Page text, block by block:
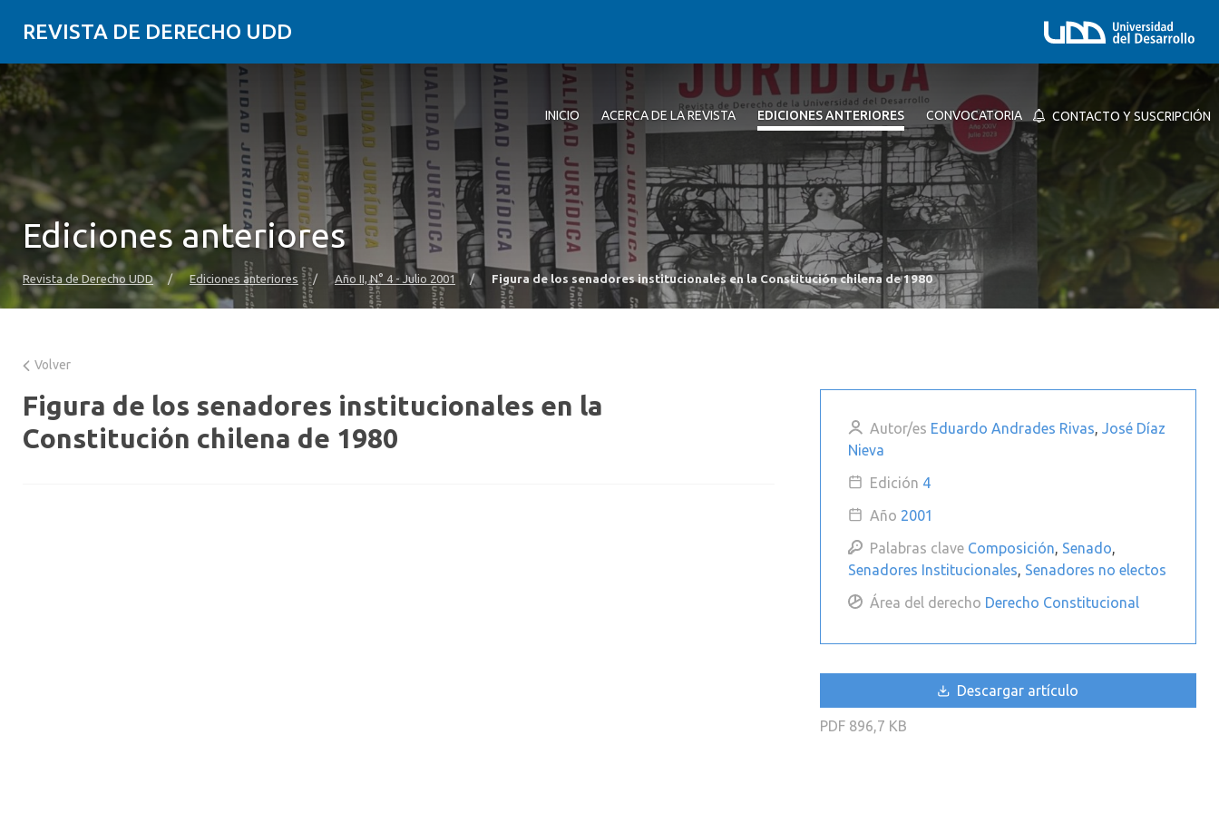
REVISTA DE DERECHO UDD
INICIO ACERCA DE LA REVISTA EDICIONES ANTERIORES CONVOCATORIA CONTACTO Y SUSCRIPCIÓN
Ediciones anteriores
Revista de Derecho UDD / Ediciones anteriores / Año II, N° 4 - Julio 2001 / Figura de los senadores institucionales en la Constitución chilena de 1980
Volver
Figura de los senadores institucionales en la
Constitución chilena de 1980
Autor/es Eduardo Andrades Rivas
José Díaz
Nieva
Edición 4
Año 2001
Palabras clave Composición Senado
Senadores Institucionales Senadores no electos
Área del derecho Derecho Constitucional
Descargar artículo
PDF 896,7 KB